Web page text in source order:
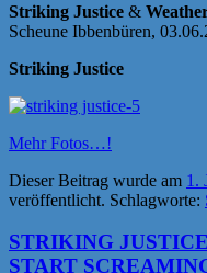
Striking Justice &
Scheune Ibbenbüren,
Striking Justice
Mehr Fotos…!
Dieser Beitrag wurde am 1.
veröffentlicht. Schlagworte:
STRIKING
START